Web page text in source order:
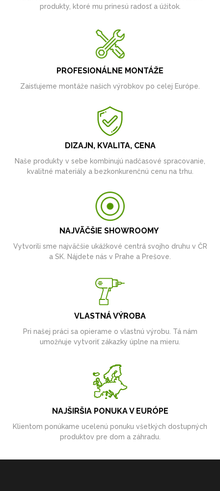
produkty, ktoré mu prinesú radosť a úžitok.
PROFESIONÁLNE MONTÁŽE
Zaisťujeme montáže našich výrobkov po celej Európe.
DIZAJN, KVALITA, CENA
Naše produkty v sebe kombinujú nadčasové spracovanie,
kvalitné materiály a bezkonkurenčnú cenu na trhu.
NAJVÄČŠIE SHOWROOMY
Vytvorili sme najväčšie ukážkové centrá svojho druhu v ČR
a SK. Nájdete nás v Prahe a Prešove.
VLASTNÁ VÝROBA
Pri našej práci sa opierame o vlastnú výrobu. Tá nám
umožňuje vytvoriť zákazky úplne na mieru.
NAJŠIRŠIA PONUKA V EURÓPE
Klientom ponúkame ucelenú ponuku všetkých dostupných
produktov pre dom a záhradu.